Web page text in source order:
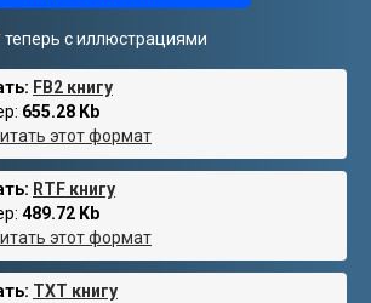
теперь с иллюстрациями
FB2 книгу
655.28 Kb
этот формат
RTF книгу
489.72 Kb
этот формат
TXT книгу